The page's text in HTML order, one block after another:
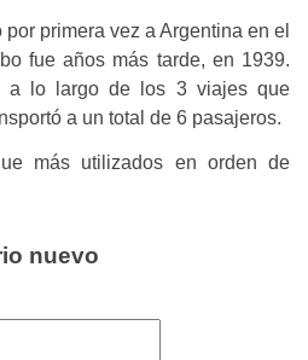
primera vez a Argentina en el
fue años más tarde, en 1939.
a lo largo de los 3 viajes que
a un total de 6 pasajeros.
más utilizados en orden de
nuevo